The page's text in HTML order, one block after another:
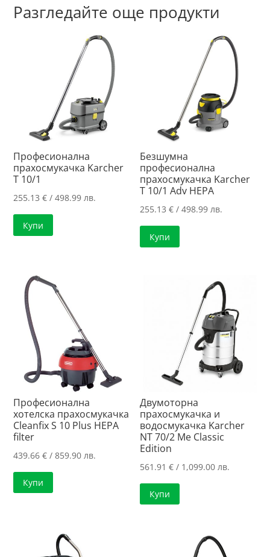
Разгледайте още продукти
Професионална
прахосмукачка Karcher
T 10/1
255.13€ / 498.99 лв.
Купи
Безшумна
професионална
прахосмукачка Karcher
T 10/1 Adv HEPA
255.13€ / 498.99 лв.
Купи
Професионална
хотелска прахосмукачка
Cleanfix S 10 Plus HEPA
filter
439.66€ / 859.90 лв.
Купи
Двумоторна
прахосмукачка и
водосмукачка Karcher
NT 70/2 Me Classic
Edition
561.91€ / 1,099.00 лв.
Купи